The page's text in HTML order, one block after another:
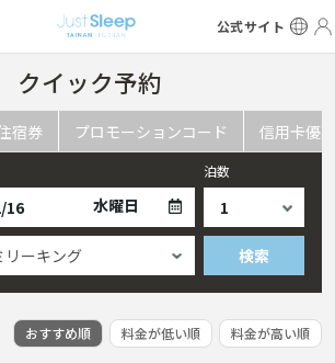
公式サイト
クイック予約
宿券 プロモーションコード 信用卡優惠
水曜日
泊数
リーキング 検索
おすすめ順 料金が低い順 料金が高い順